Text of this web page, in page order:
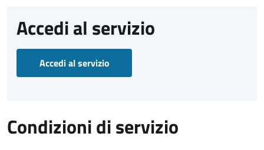
Accedi al servizio
Accedi al servizio
Condizioni di servizio